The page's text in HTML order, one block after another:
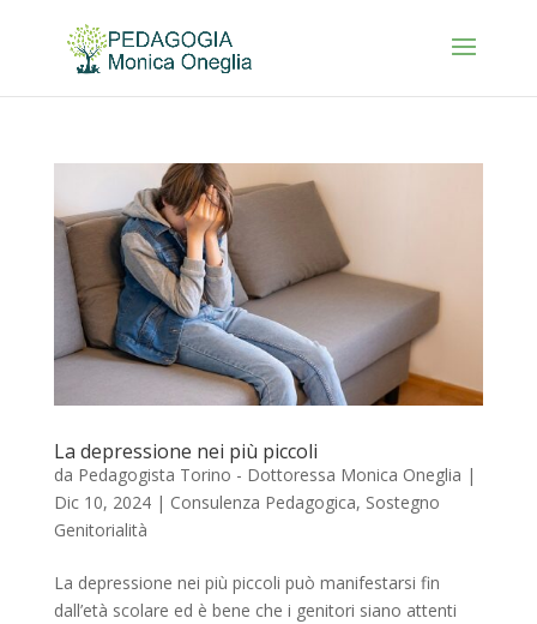
La depressione nei più piccoli
da Pedagogista Torino - Dottoressa Monica Oneglia |
Dic 10, 2024| Consulenza Pedagogica, Sostegno
Genitorialità
La depressione nei più piccoli può manifestarsi fin
dall’età scolare ed è bene che i genitori siano attenti